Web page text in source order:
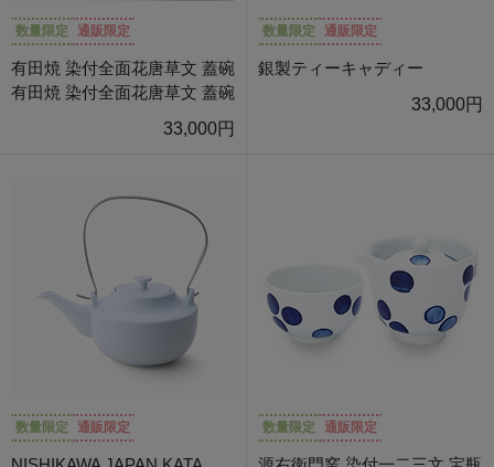
数量限定 通販限定
有田焼 染付全面花唐草文 蓋碗
有田焼 染付全面花唐草文 蓋碗
33,000円
数量限定 通販限定
銀製ティーキャディー
33,000円
数量限定 通販限定 数量限定 通販限定